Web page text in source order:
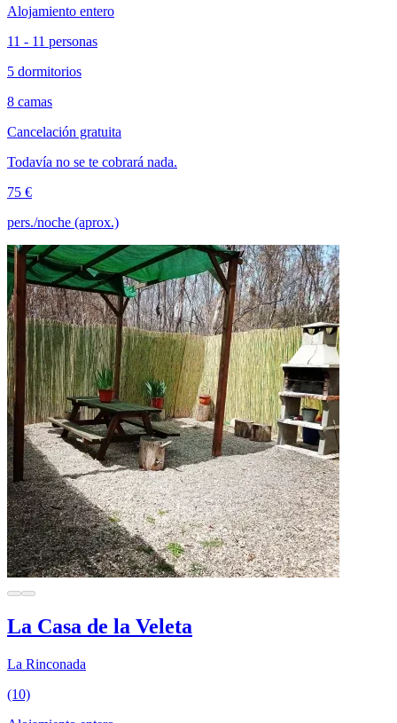
Alojamiento entero
11 - 11 personas
5 dormitorios
8 camas
Cancelación gratuita
Todavía no se te cobrará nada.
75 €
pers./noche (aprox.)
La Casa de la Veleta
La Rinconada
(10)